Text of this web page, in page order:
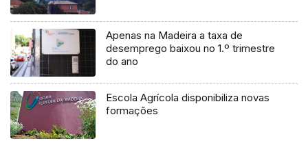
Apenas na Madeira a taxa de
desemprego baixou no 1.º trimestre
do ano
Escola Agrícola disponibiliza novas
formações